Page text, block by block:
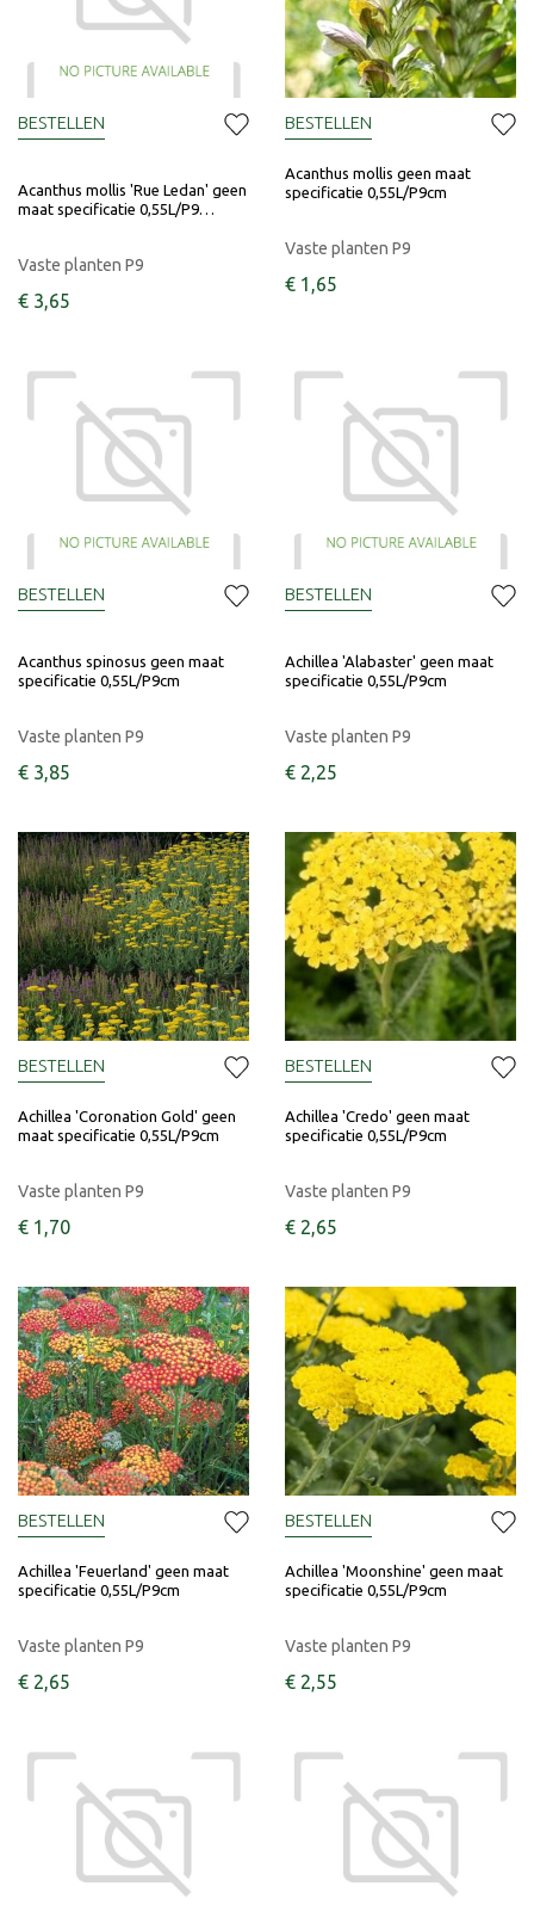
Acanthus mollis 'Rue Ledan' geen
maat specificatie 0,55L/P9…
Vaste planten P9
€ 3,65
BESTELLEN
Acanthus mollis geen maat
specificatie 0,55L/P9cm
Vaste planten P9
€ 1 ,65
BESTELLEN
Acanthus spinosus geen maat
specificatie 0,55L/P9cm
Vaste planten P9
€ 3,85
BESTELLEN
Achillea 'Alabaster' geen maat
specificatie 0,55L/P9cm
Vaste planten P9
€ 2,25
BESTELLEN
Achillea 'Coronation Gold' geen
maat specificatie 0,55L/P9cm
Vaste planten P9
€ 1 ,70
BESTELLEN
Achillea 'Credo' geen maat
specificatie 0,55L/P9cm
Vaste planten P9
€ 2,65
BESTELLEN
Achillea 'Feuerland' geen maat
specificatie 0,55L/P9cm
Vaste planten P9
€ 2,65
BESTELLEN
Achillea 'Moonshine' geen maat
specificatie 0,55L/P9cm
Vaste planten P9
€ 2,55
BESTELLEN